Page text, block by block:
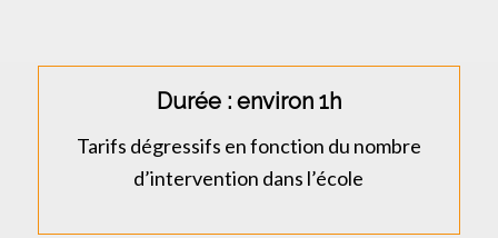
Durée : environ 1h
Tarifs dégressifs en fonction du nombre
d’intervention dans l’école